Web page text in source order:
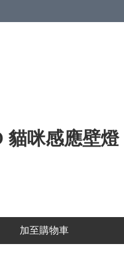
貓咪感應壁燈
加至購物車